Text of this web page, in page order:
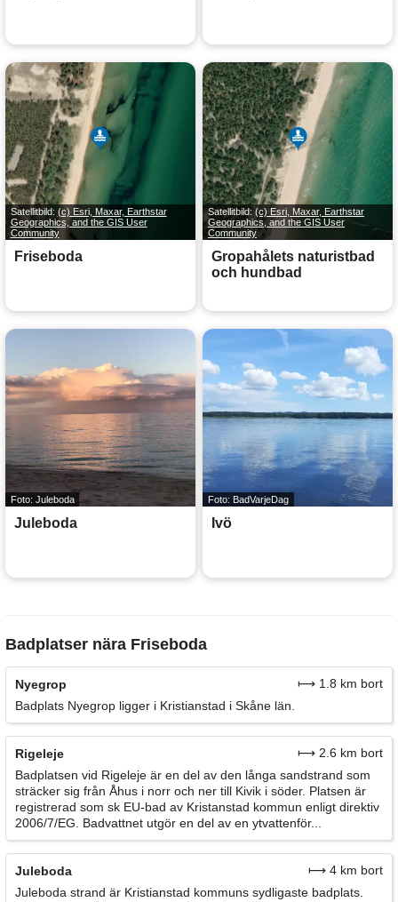
Satellitbild: (c) Esri, Maxar, Earthstar
Geographics, and the GIS User
Community
Friseboda
Satellitbild:(c) Esri, Maxar, Earthstar
Geographics, and the GIS User
Community
Gropahålets naturistbad
och hundbad
Foto: Juleboda
Juleboda
Foto: BadVarjeDag
Ivö
Badplatser nära Friseboda
Nyegrop
⟼ 1.8 km bort
Badplats Nyegrop ligger i Kristianstad i Skåne län.
Rigeleje
⟼ 2.6 km bort
Badplatsen vid Rigeleje är en del av den långa sandstrand som
sträcker sig från Åhus i norr och ner till Kivik i söder. Platsen är
registrerad som sk EU-bad av Kristanstad kommun enligt direktiv
2006/7/EG. Badvattnet utgör en del av en ytvattenför...
Juleboda
⟼ 4 km bort
Juleboda strand är Kristianstad kommuns sydligaste badplats.